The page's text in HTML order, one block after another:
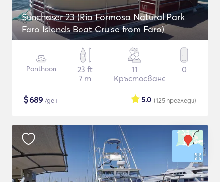
Sunchaser 23 (Ria Formosa Natural Park
Faro Islands Boat Cruise from Faro)
Ponthoon
23 ft
7 m
11
Кръстосване
0
$689 /ден (125 прегледи)
5.0